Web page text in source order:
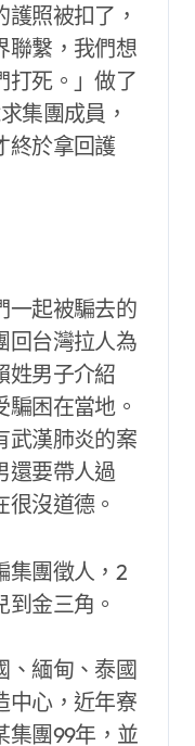
照被扣了，
聯繫，我們想
打死。」做了
集團成員，
終於拿回護
一起被騙去的
回台灣拉人為
姓男子介紹
困在當地。
武漢肺炎的案
還要帶人過
沒道德。
集團徵人，2
金三角。
、緬甸、泰國
中心，近年寮
集團99年，並